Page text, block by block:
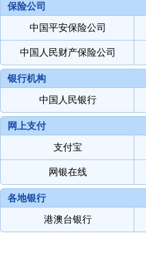
保险公司
中国平安保险公司
中国人民财产保险公司
银行机构
中国人民银行
网上支付
支付宝
网银在线
各地银行
港澳台银行